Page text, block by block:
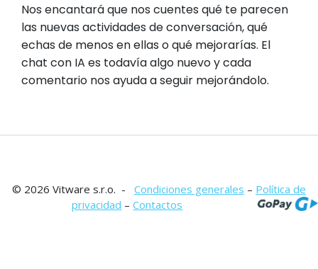
Nos encantará que nos cuentes qué te parecen
las nuevas actividades de conversación, qué
echas de menos en ellas o qué mejorarías. El
chat con IA es todavía algo nuevo y cada
comentario nos ayuda a seguir mejorándolo.
© 2026 Vitware s.r.o. - Condiciones generales – Política de
privacidad –Contactos